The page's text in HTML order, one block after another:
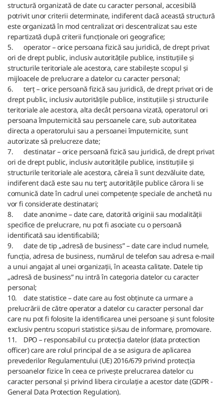
structură organizată de date cu caracter personal, accesibilă
potrivit unor criterii determinate, indiferent dacă această structură
este organizată în mod centralizat ori descentralizat sau este
repartizată după criterii funcționale ori geografice;
5.
operator – orice persoana fizică sau juridică, de drept privat
ori de drept public, inclusiv autoritățile publice, instituțiile și
structurile teritoriale ale acestora, care stabilește scopul și
mijloacele de prelucrare a datelor cu caracter personal;
6.
terț – orice persoană fizică sau juridică, de drept privat ori de
drept public, inclusiv autoritățile publice, instituțiile și structurile
teritoriale ale acestora, alta decât persoana vizată, operatorul ori
persoana împuternicită sau persoanele care, sub autoritatea
directa a operatorului sau a persoanei împuternicite, sunt
autorizate să prelucreze date;
7.
destinatar – orice persoană fizică sau juridică, de drept privat
ori de drept public, inclusiv autoritățile publice, instituțiile și
structurile teritoriale ale acestora, căreia îi sunt dezvăluite date,
indiferent dacă este sau nu terț; autoritățile publice cărora li se
comunică date în cadrul unei competențe speciale de anchetă nu
vor fi considerate destinatari;
8.
date anonime – date care, datorită originii sau modalității
specifice de prelucrare, nu pot fi asociate cu o persoană
identificată sau identificabilă;
9.
date de tip „adresă de business” – date care includ numele,
funcția, adresa de business, numărul de telefon sau adresa e-mail
a unui angajat al unei organizații, în aceasta calitate. Datele tip
„adresă de business” nu intră în categoria datelor cu caracter
personal;
10.
date statistice – date care au fost obținute ca urmare a
prelucrării de către operator a datelor cu caracter personal dar
care nu pot fi folosite la identificarea unei persoane și sunt folosite
exclusiv pentru scopuri statistice și/sau de informare, promovare.
11.
DPO – responsabilul cu protecția datelor (data protection
officer) care are rolul principal de a se asigura de aplicarea
prevederilor Regulamentului (UE) 2016/679 privind protecția
persoanelor fizice în ceea ce privește prelucrarea datelor cu
caracter personal și privind libera circulație a acestor date (GDPR -
General Data Protection Regulation).